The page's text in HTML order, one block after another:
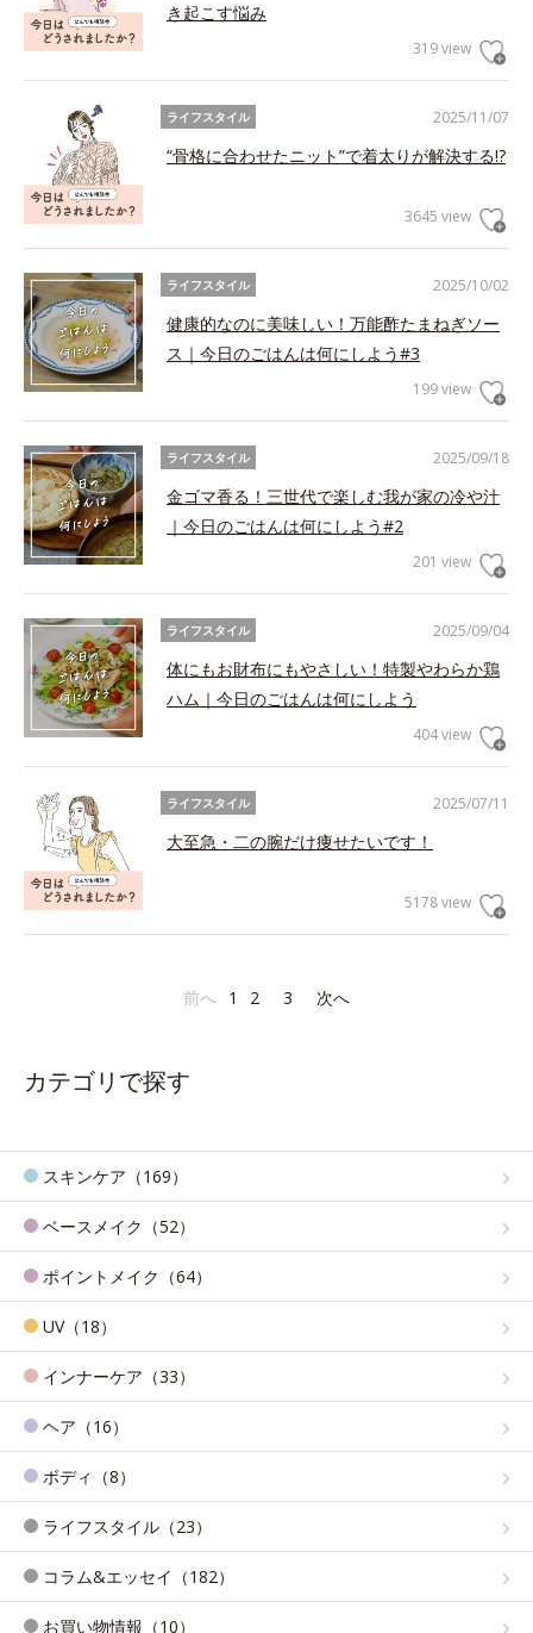
き起こす悩み
319 view
2025/11/07
ライフスタイル
“骨格に合わせたニット”で着太りが解決する!?
3645 view
2025/10/02
ライフスタイル
健康的なのに美味しい！万能酢たまねぎソー
ス｜今日のごはんは何にしよう#3
199 view
2025/09/18
ライフスタイル
金ゴマ香る！三世代で楽しむ我が家の冷や汁
｜今日のごはんは何にしよう#2
201 view
2025/09/04
ライフスタイル
体にもお財布にもやさしい！特製やわらか鶏
ハム｜今日のごはんは何にしよう
404 view
2025/07/11
ライフスタイル
大至急・二の腕だけ痩せたいです！
5178 view
前へ 1 2 3 次へ
カテゴリで探す
スキンケア（169）
ベースメイク（52）
ポイントメイク（64）
UV（18）
インナーケア（33）
ヘア（16）
ボディ（8）
ライフスタイル（23）
コラム&エッセイ（182）
お買い物情報（10）